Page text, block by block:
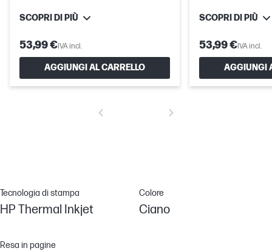
SCOPRI DI PIÙ
53,99 €IVA incl.
AGGIUNGI AL CARRELLO
SCOPRI DI PIÙ
53,99 €IVA incl.
AGGIUNGI
Tecnologia di stampa
HP Thermal Inkjet
Colore
Ciano
Resa in pagine